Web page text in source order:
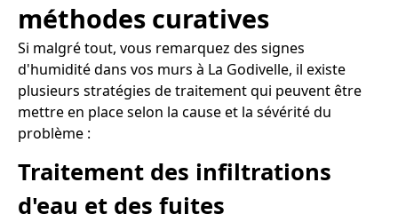
méthodes curatives
Si malgré tout, vous remarquez des signes
d'humidité dans vos murs à La Godivelle, il existe
plusieurs stratégies de traitement qui peuvent être
mettre en place selon la cause et la sévérité du
problème :
Traitement des infiltrations
d'eau et des fuites